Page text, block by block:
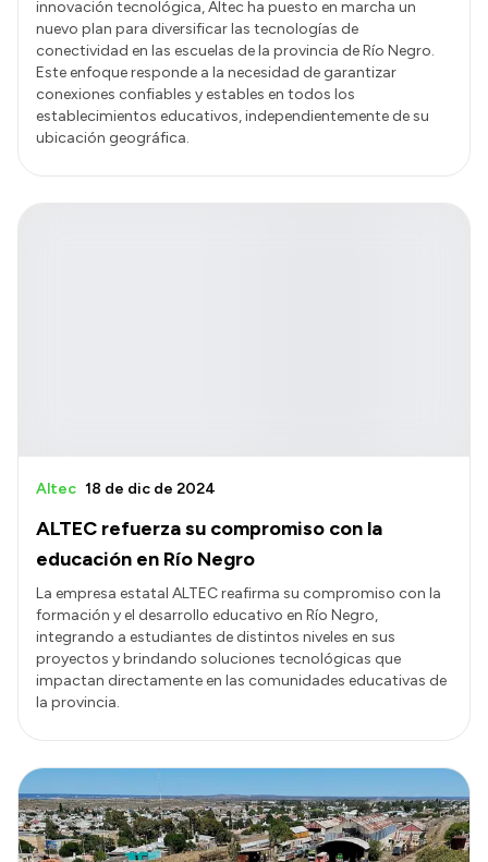
innovación tecnológica, Altec ha puesto en marcha un
nuevo plan para diversificar las tecnologías de
conectividad en las escuelas de la provincia de Río Negro.
Este enfoque responde a la necesidad de garantizar
conexiones confiables y estables en todos los
establecimientos educativos, independientemente de su
ubicación geográfica.
ALTEC refuerza su compromiso con la
educación en Río Negro
Altec 18 de dic de 2024
La empresa estatal ALTEC reafirma su compromiso con la
formación y el desarrollo educativo en Río Negro,
integrando a estudiantes de distintos niveles en sus
proyectos y brindando soluciones tecnológicas que
impactan directamente en las comunidades educativas de
la provincia.